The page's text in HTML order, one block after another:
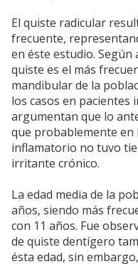
El quiste radicular
frecuente,
en éste estudio.
quiste es el más
mandibular de la
los casos en pacientes
argumentan que lo
que probablemente en
inflamatorio no tuvo
irritante crónico.
La edad media de la
años, siendo más
con 11 años. Fue
de quiste dentígero
ésta edad, sin